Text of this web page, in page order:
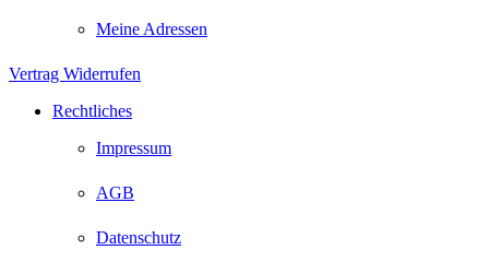
Meine Adressen
Vertrag Widerrufen
Rechtliches
Impressum
AGB
Datenschutz